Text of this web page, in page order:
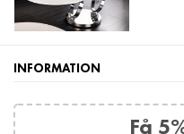
INFORMATION
Få